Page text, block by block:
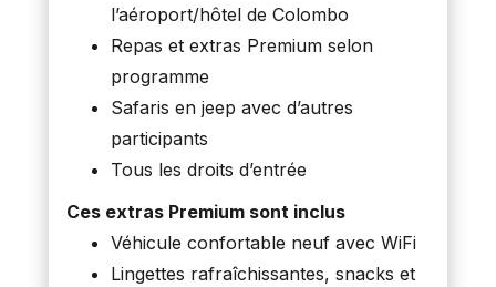
l’aéroport/hôtel de Colombo
Repas et extras Premium selon
programme
Safaris en jeep avec d’autres
participants
Tous les droits d’entrée
Ces extras Premium sont inclus
Véhicule confortable neuf avec WiFi
Lingettes rafraîchissantes, snacks et